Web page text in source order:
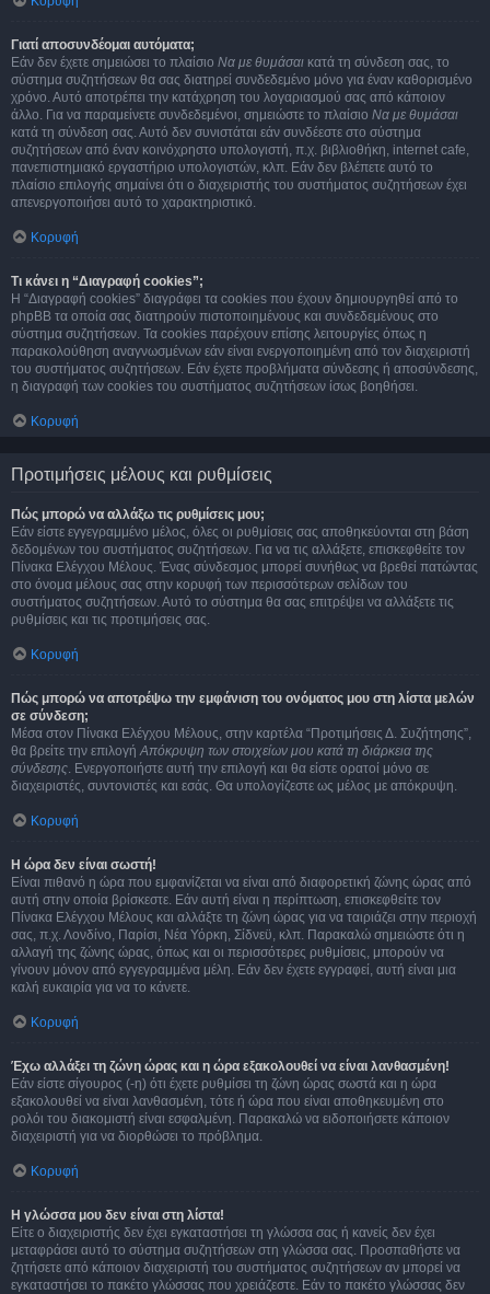
Γιατί αποσυνδέομαι αυτόματα;
Εάν δεν έχετε σημειώσει το πλαίσιο Να με θυμάσαι κατά τη σύνδεση σας, το
σύστημα συζητήσεων θα σας διατηρεί συνδεδεμένο μόνο για έναν καθορισμένο
χρόνο. Αυτό αποτρέπει την κατάχρηση του λογαριασμού σας από κάποιον
άλλο. Για να παραμείνετε συνδεδεμένοι, σημειώστε το πλαίσιο Να με θυμάσαι
κατά τη σύνδεση σας. Αυτό δεν συνιστάται εάν συνδέεστε στο σύστημα
συζητήσεων από έναν κοινόχρηστο υπολογιστή, π.χ. βιβλιοθήκη, internet cafe,
πανεπιστημιακό εργαστήριο υπολογιστών, κλπ. Εάν δεν βλέπετε αυτό το
πλαίσιο επιλογής σημαίνει ότι ο διαχειριστής του συστήματος συζητήσεων έχει
απενεργοποιήσει αυτό το χαρακτηριστικό.
Κορυφή
Τι κάνει η “Διαγραφή cookies”;
Η “Διαγραφή cookies” διαγράφει τα cookies που έχουν δημιουργηθεί από το
phpBB τα οποία σας διατηρούν πιστοποιημένους και συνδεδεμένους στο
σύστημα συζητήσεων. Τα cookies παρέχουν επίσης λειτουργίες όπως η
παρακολούθηση αναγνωσμένων εάν είναι ενεργοποιημένη από τον διαχειριστή
του συστήματος συζητήσεων. Εάν έχετε προβλήματα σύνδεσης ή αποσύνδεσης,
η διαγραφή των cookies του συστήματος συζητήσεων ίσως βοηθήσει.
Κορυφή
Προτιμήσεις μέλους και ρυθμίσεις
Πώς μπορώ να αλλάξω τις ρυθμίσεις μου;
Εάν είστε εγγεγραμμένο μέλος, όλες οι ρυθμίσεις σας αποθηκεύονται στη βάση
δεδομένων του συστήματος συζητήσεων. Για να τις αλλάξετε, επισκεφθείτε τον
Πίνακα Ελέγχου Μέλους. Ένας σύνδεσμος μπορεί συνήθως να βρεθεί πατώντας
στο όνομα μέλους σας στην κορυφή των περισσότερων σελίδων του
συστήματος συζητήσεων. Αυτό το σύστημα θα σας επιτρέψει να αλλάξετε τις
ρυθμίσεις και τις προτιμήσεις σας.
Κορυφή
Πώς μπορώ να αποτρέψω την εμφάνιση του ονόματος μου στη λίστα μελών
σε σύνδεση;
Μέσα στον Πίνακα Ελέγχου Μέλους, στην καρτέλα “Προτιμήσεις Δ. Συζήτησης”,
θα βρείτε την επιλογήΑπόκρυψη των στοιχείων μου κατά τη διάρκεια της
σύνδεσης. Ενεργοποιήστε αυτή την επιλογή και θα είστε ορατοί μόνο σε
διαχειριστές, συντονιστές και εσάς. Θα υπολογίζεστε ως μέλος με απόκρυψη.
Κορυφή
Η ώρα δεν είναι σωστή!
Είναι πιθανό η ώρα που εμφανίζεται να είναι από διαφορετική ζώνης ώρας από
αυτή στην οποία βρίσκεστε. Εάν αυτή είναι η περίπτωση, επισκεφθείτε τον
Πίνακα Ελέγχου Μέλους και αλλάξτε τη ζώνη ώρας για να ταιριάζει στην περιοχή
σας, π.χ. Λονδίνο, Παρίσι, Νέα Υόρκη, Σίδνεϋ, κλπ. Παρακαλώ σημειώστε ότι η
αλλαγή της ζώνης ώρας, όπως και οι περισσότερες ρυθμίσεις, μπορούν να
γίνουν μόνον από εγγεγραμμένα μέλη. Εάν δεν έχετε εγγραφεί, αυτή είναι μια
καλή ευκαιρία για να το κάνετε.
Κορυφή
Έχω αλλάξει τη ζώνη ώρας και η ώρα εξακολουθεί να είναι λανθασμένη!
Εάν είστε σίγουρος (-η) ότι έχετε ρυθμίσει τη ζώνη ώρας σωστά και η ώρα
εξακολουθεί να είναι λανθασμένη, τότε ή ώρα που είναι αποθηκευμένη στο
ρολόι του διακομιστή είναι εσφαλμένη. Παρακαλώ να ειδοποιήσετε κάποιον
διαχειριστή για να διορθώσει το πρόβλημα.
Κορυφή
Η γλώσσα μου δεν είναι στη λίστα!
Είτε ο διαχειριστής δεν έχει εγκαταστήσει τη γλώσσα σας ή κανείς δεν έχει
μεταφράσει αυτό το σύστημα συζητήσεων στη γλώσσα σας. Προσπαθήστε να
ζητήσετε από κάποιον διαχειριστή του συστήματος συζητήσεων αν μπορεί να
εγκαταστήσει το πακέτο γλώσσας που χρειάζεστε. Εάν το πακέτο γλώσσας δεν